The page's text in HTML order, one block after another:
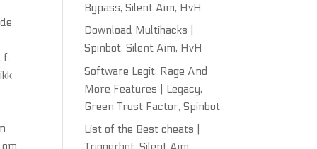
f.
Bypass, Silent Aim, HvH
Download Multihacks |
Spinbot, Silent Aim, HvH
Software Legit, Rage And
More Features | Legacy,
Green Trust Factor, Spinbot
List of the Best cheats |